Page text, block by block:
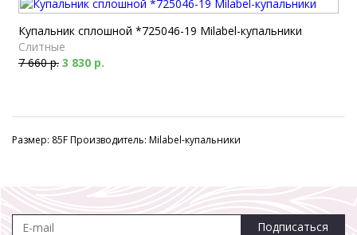
Купальник сплошной *725046-19 Milabel-купальники
Слитные
7 660 р. 3 830 р.
Размер: 85F Производитель: Milabel-купальники
Подписаться